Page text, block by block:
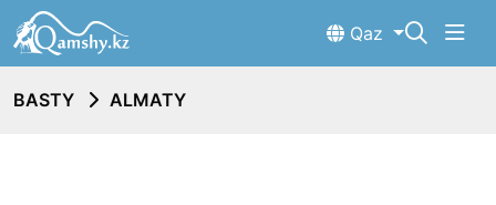
Qaz
BASTY ALMATY